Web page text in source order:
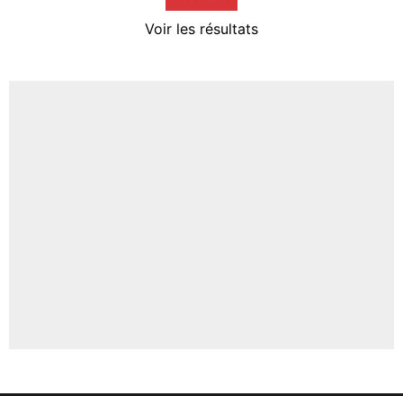
Voir les résultats